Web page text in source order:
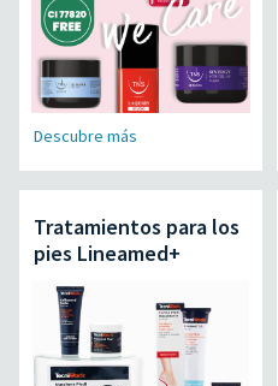
Descubre más
Tratamientos para los
pies Lineamed+